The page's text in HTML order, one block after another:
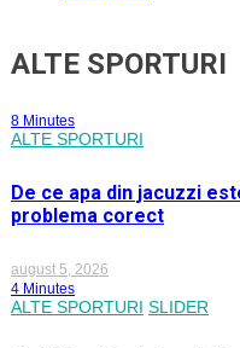
ALTE SPORTURI
8 Minutes
ALTE SPORTURI
De ce apa din jacuzzi
problema corect
august 5, 2026
4 Minutes
ALTE SPORTURI SLIDER